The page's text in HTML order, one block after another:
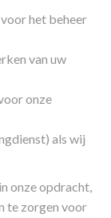
het beheer
van uw
onze
als wij
onze opdracht,
te zorgen voor